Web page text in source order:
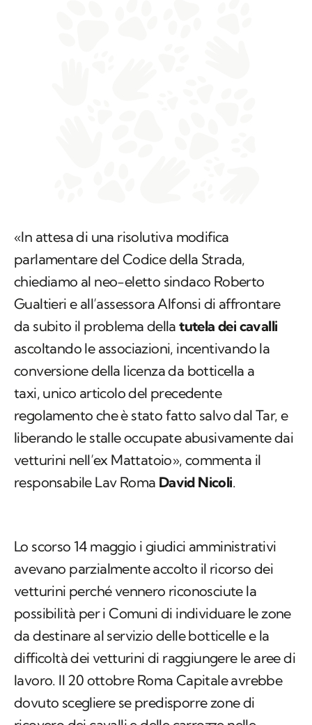
«In attesa di una risolutiva modifica
parlamentare del Codice della Strada,
chiediamo al neo-eletto sindaco Roberto
Gualtieri e all’assessora Alfonsi di affrontare
da subito il problema della tutela dei cavalli
ascoltando le associazioni, incentivando la
conversione della licenza da botticella a
taxi, unico articolo del precedente
regolamento che è stato fatto salvo dal Tar, e
liberando le stalle occupate abusivamente dai
vetturini nell’ex Mattatoio», commenta il
responsabile Lav Roma David Nicoli.
Lo scorso 14 maggio i giudici amministrativi
avevano parzialmente accolto il ricorso dei
vetturini perché vennero riconosciute la
possibilità per i Comuni di individuare le zone
da destinare al servizio delle botticelle e la
difficoltà dei vetturini di raggiungere le aree di
lavoro. Il 20 ottobre Roma Capitale avrebbe
dovuto scegliere se predisporre zone di